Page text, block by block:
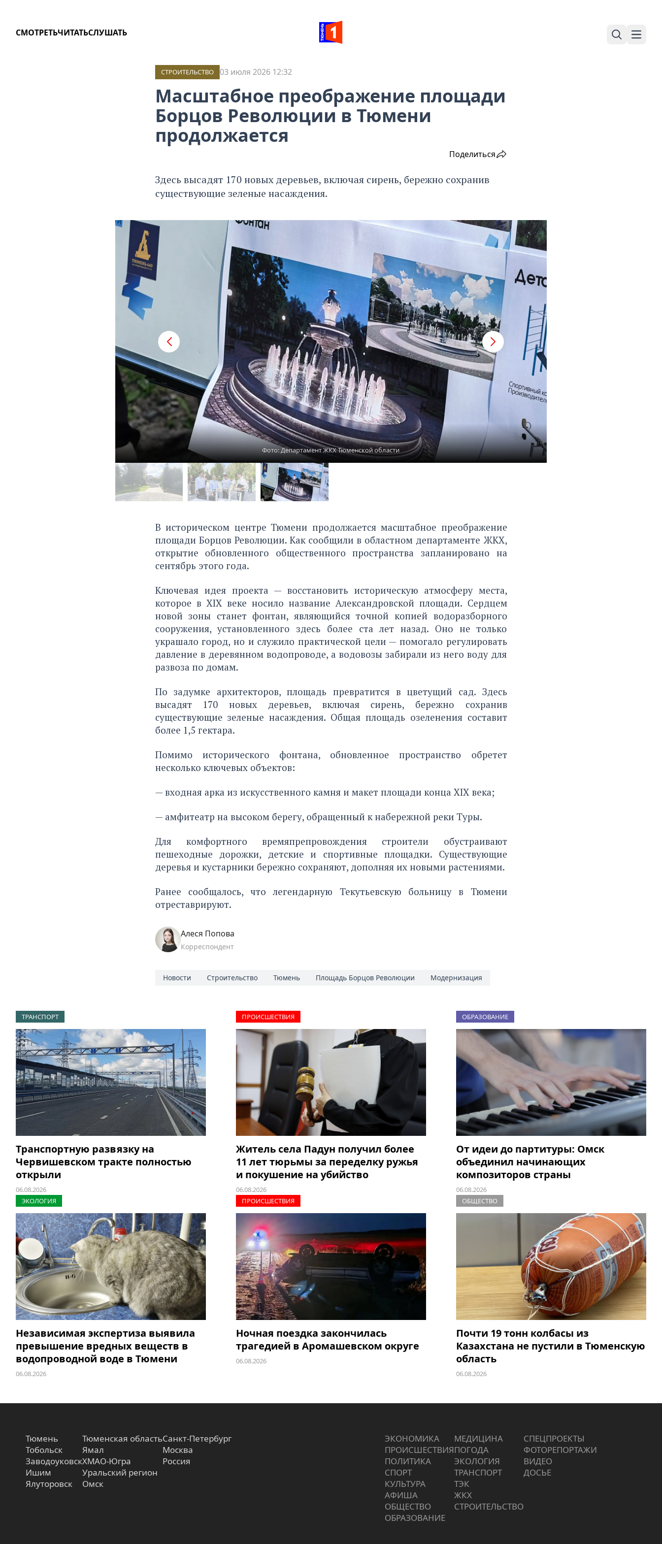
СМОТРЕТЬЧИТАТЬСЛУШАТЬ
Поиск
СТРОИТЕЛЬСТВО 03 июля 2026 12:32
Масштабное преображение площади
Борцов Революции в Тюмени
продолжается
Поделиться
Здесь высадят 170 новых деревьев, включая сирень, бережно сохранив
существующие зеленые насаждения.
Фото: Департамент ЖКХ Тюменской области
В историческом центре Тюмени продолжается масштабное преображение
площади Борцов Революции. Как сообщили в областном департаменте ЖКХ,
открытие обновленного общественного пространства запланировано на
сентябрь этого года.
Ключевая идея проекта — восстановить историческую атмосферу места,
которое в XIX веке носило название Александровской площади. Сердцем
новой зоны станет фонтан, являющийся точной копией водоразборного
сооружения, установленного здесь более ста лет назад. Оно не только
украшало город, но и служило практической цели — помогало регулировать
давление в деревянном водопроводе, а водовозы забирали из него воду для
развоза по домам.
По задумке архитекторов, площадь превратится в цветущий сад. Здесь
высадят 170 новых деревьев, включая сирень, бережно сохранив
существующие зеленые насаждения. Общая площадь озеленения составит
более 1,5 гектара.
Помимо исторического фонтана, обновленное пространство обретет
несколько ключевых объектов:
— входная арка из искусственного камня и макет площади конца XIX века;
— амфитеатр на высоком берегу, обращенный к набережной реки Туры.
Для комфортного времяпрепровождения строители обустраивают
пешеходные дорожки, детские и спортивные площадки. Существующие
деревья и кустарники бережно сохраняют, дополняя их новыми растениями.
Ранее сообщалось, чтолегендарную Текутьевскую больницув Тюмени
отреставрируют.
Алеся Попова
Корреспондент
Новости Строительство Тюмень Площадь Борцов Революции Модернизация
ТРАНСПОРТ
Транспортную развязку на
Червишевском тракте полностью
открыли
06.08.2026
ПРОИCШЕСТВИЯ
Житель села Падун получил более
11 лет тюрьмы за переделку ружья
и покушение на убийство
06.08.2026
ОБРАЗОВАНИЕ
От идеи до партитуры: Омск
объединил начинающих
композиторов страны
06.08.2026
ЭКОЛОГИЯ
Независимая экспертиза выявила
превышение вредных веществ в
водопроводной воде в Тюмени
06.08.2026
ПРОИCШЕСТВИЯ
Ночная поездка закончилась
трагедией в Аромашевском округе
06.08.2026
ОБЩЕСТВО
Почти 19 тонн колбасы из
Казахстана не пустили в Тюменскую
область
06.08.2026
Тюмень
Тобольск
Заводоуковск
Ишим
Ялуторовск
Тюменская область
Ямал
ХМАО-Югра
Уральский регион
Омск
Санкт-Петербург
Москва
Россия
ЭКОНОМИКА
ПРОИCШЕСТВИЯ
ПОЛИТИКА
СПОРТ
КУЛЬТУРА
АФИША
ОБЩЕСТВО
ОБРАЗОВАНИЕ
МЕДИЦИНА
ПОГОДА
ЭКОЛОГИЯ
ТРАНСПОРТ
ТЭК
ЖКХ
СТРОИТЕЛЬСТВО
СПЕЦПРОЕКТЫ
ФОТОРЕПОРТАЖИ
ВИДЕО
ДОСЬЕ